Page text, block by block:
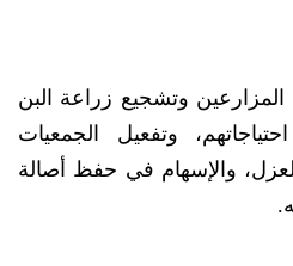
وتشجيع زراعة البن
وتفعيل الجمعيات
والإسهام في حفظ أصالة